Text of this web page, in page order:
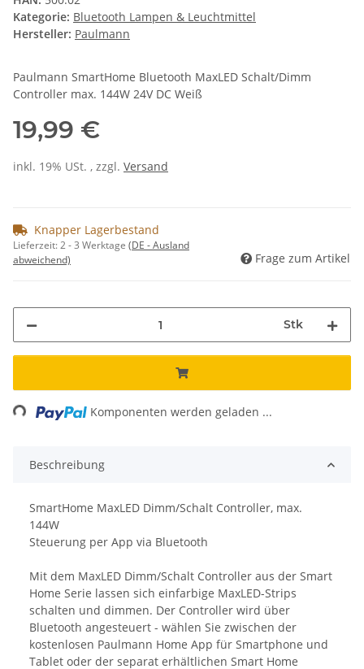
Kategorie: Bluetooth Lampen & Leuchtmittel
Hersteller: Paulmann
Paulmann SmartHome Bluetooth MaxLED Schalt/Dimm
Controller max. 144W 24V DC Weiß
19,99 €
inkl. 19% USt. , zzgl. Versand
Knapper Lagerbestand
Lieferzeit:2 - 3 Werktage (DE - Ausland
abweichend)
Frage zum Artikel
Stk
Komponenten werden geladen ...
Beschreibung
SmartHome MaxLED Dimm/Schalt Controller, max.
144W
Steuerung per App via Bluetooth
Mit dem MaxLED Dimm/Schalt Controller aus der Smart
Home Serie lassen sich einfarbige MaxLED-Strips
schalten und dimmen. Der Controller wird über
Bluetooth angesteuert - wählen Sie zwischen der
kostenlosen Paulmann Home App für Smartphone und
Tablet oder der separat erhältlichen Smart Home